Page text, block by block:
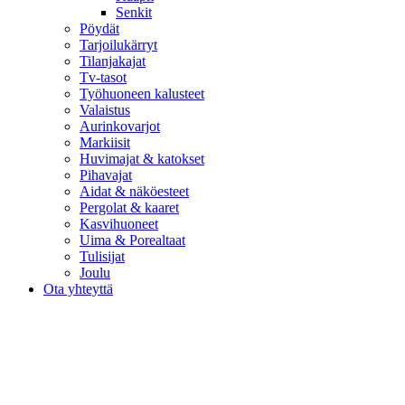
Senkit
Pöydät
Tarjoilukärryt
Tilanjakajat
Tv-tasot
Työhuoneen kalusteet
Valaistus
Aurinkovarjot
Markiisit
Huvimajat & katokset
Pihavajat
Aidat & näköesteet
Pergolat & kaaret
Kasvihuoneet
Uima & Porealtaat
Tulisijat
Joulu
Ota yhteyttä